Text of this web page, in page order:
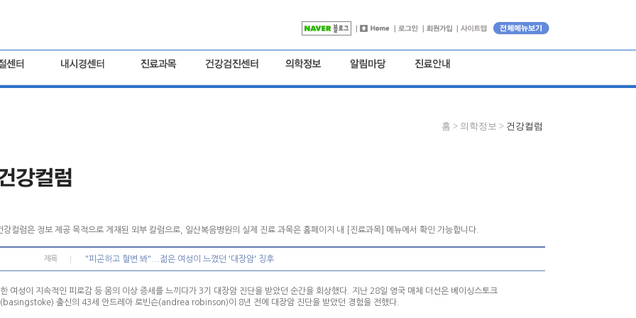
건강컬럼
의학정보 >
홈 >
강컬럼은 정보 제공 목적으로 게재된 외부 칼럼으로, 일산복음병원의 실제 진료 과목은 홈페이지 내 [진료과목] 메뉴에서 확인 가능합니다.
제목 "피곤하고 혈변 봐"...젊은 여성이 느꼈던 '대장암' 징후
한 여성이 지속적인 피로감 등 몸의 이상 증세를 느끼다가 3기 대장암 진단을 받았던 순간을 회상했다. 지난 28일 영국 매체 더선은 베이싱스토크
(basingstoke) 출신의 43세 안드레아 로빈슨(andrea robinson)이 8년 전에 대장암 진단을 받았던 경험을 전했다.